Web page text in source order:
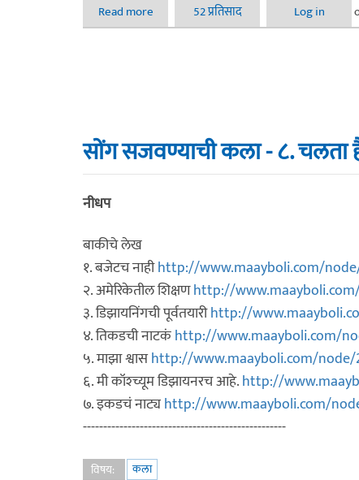
Read more about मला बाबा बनायचंय
52 प्रतिसाद Log in
सोंग सजवण्याची कला - ८. चलता
नीधप
बाकीचे लेख
१. बजेटच नाहीhttp://www.maayboli.com/
२. अमेरिकेतील शिक्षणhttp://
३. डिझायनिंगची पूर्वतयारीhttp://
४. तिकडची नाटकंhttp://www.maayboli.com/
५. माझा श्वासhttp://www.maayboli.com/node/
६. मी कॉश्च्यूम डिझायनरच आहे.http://
७. इकडचं नाट्यhttp://www.maayboli.com/
--------------------------------------------------
विषय:
कला